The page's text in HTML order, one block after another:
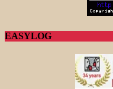
EASYLOG